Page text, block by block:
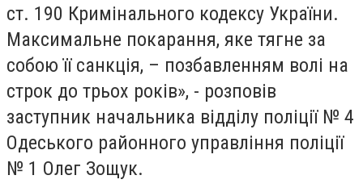
ст. 190 Кримінального кодексу України.
Максимальне покарання, яке тягне за
собою її санкція, – позбавленням волі на
строк до трьох років», - розповів
заступник начальника відділу поліції № 4
Одеського районного управління поліції
№ 1 Олег Зощук.